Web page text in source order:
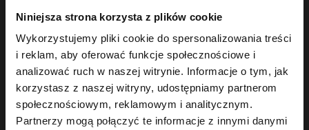
Niniejsza strona korzysta z plików cookie
Wykorzystujemy pliki cookie do spersonalizowania treści
i reklam, aby oferować funkcje społecznościowe i
analizować ruch w naszej witrynie. Informacje o tym, jak
korzystasz z naszej witryny, udostępniamy partnerom
społecznościowym, reklamowym i analitycznym.
Partnerzy mogą połączyć te informacje z innymi danymi
Nawilżenie serum silnie
nawilżające 150ml
22,49 zł
obniżką:22,49 zł
Odżywka
wygładzająco-
nawilżająca w mgiełce
150 ml
10,49 zł
obniżką:10,49 zł